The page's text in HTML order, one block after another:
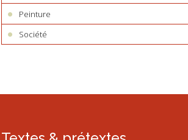
Peinture
Société